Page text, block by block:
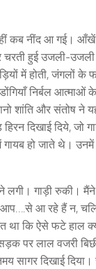
नहीं कब नींद आ गई।
चरती हुई उजली-
में होती, जंगलों के
निर्बल आत्माओं
शांति और संतोष ने
दिये, जो
हो जाते थे। उनमें एक
लगी। गाड़ी रुकी।
आ रहे हैं न,
था कि ऐसे फटे हाल
पर लाल वजरी
सागर दिखाई